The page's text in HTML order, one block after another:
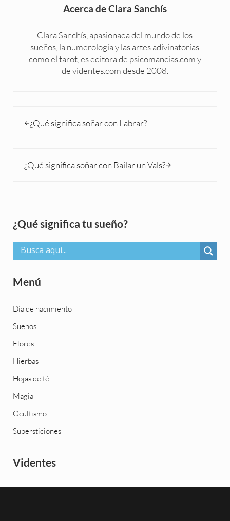
Acerca deClara Sanchís
Clara Sanchís, apasionada del mundo de los
sueños, la numerología y las artes adivinatorias
como el tarot, es editora de psicomancias.com y
de videntes.com desde 2008.
¿Qué significa soñar con Labrar?
¿Qué significa soñar con Bailar un Vals?
Sidebar
¿Qué significa tu sueño?
Menú
Día de nacimiento
Sueños
Flores
Hierbas
Hojas de té
Magia
Ocultismo
Supersticiones
Videntes